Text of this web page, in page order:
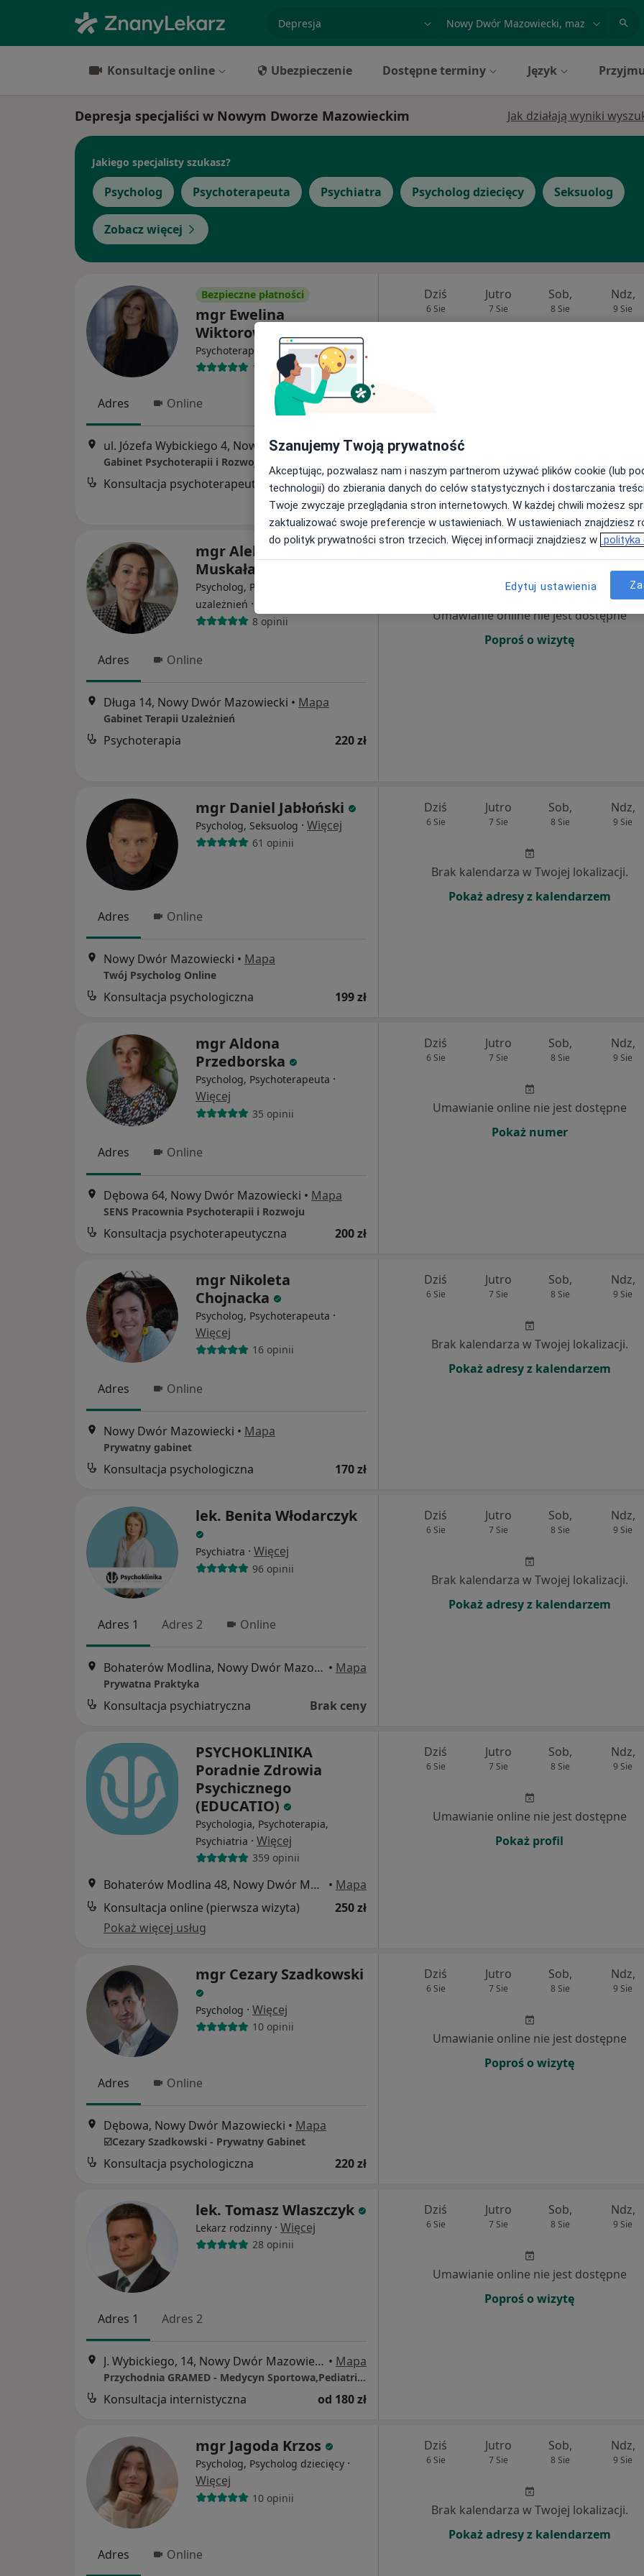
miasto lub dzielnica
Konsultacje online Ubezpieczenie Dostępne terminy Język
Depresja specjaliści w Nowym Dworze Mazowieckim Jak działają wyniki
Jakiego specjalisty szukasz?
Psycholog Psychoterapeuta Psychiatra Psycholog dziecięcy Seksuolog
Zobacz więcej
Bezpieczne płatności
mgr Ewelina
Wiktorowicz
Psychoterapeuta Więcej
16 opinii
Adres Online
ul. Józefa Wybickiego 4, Nowy Dwór Mazowiecki •Mapa
Gabinet Psychoterapii i Rozwoju Osobistego
Konsultacja psychoterapeutyczna 200 zł
Dziś
6 Sie
Jutro
7 Sie
Sob,
8 Sie
Ndz,
9 Sie
mgr Aleksandra
Muskała
Psycholog, Psychoterapeutka
uzależnień ·
8 opinii
Adres Online
Długa 14, Nowy Dwór Mazowiecki • Mapa
Gabinet Terapii Uzależnień
Psychoterapia 220 zł
Sob, Ndz,
Umawianie online nie jest dostępne
Poproś o wizytę
mgr Daniel Jabłoński
Psycholog, Seksuolog · Więcej
61 opinii
Adres Online
Nowy Dwór Mazowiecki • Mapa
Twój Psycholog Online
Konsultacja psychologiczna 199 zł
Dziś
6 Sie
Jutro
7 Sie
Sob,
8 Sie
Ndz,
9 Sie
Brak kalendarza w Twojej lokalizacji.
Pokaż adresy z kalendarzem
mgr Aldona
Przedborska
Psycholog, Psychoterapeuta ·
Więcej
35 opinii
Adres Online
Dębowa 64, Nowy Dwór Mazowiecki • Mapa
SENS Pracownia Psychoterapii i Rozwoju
Konsultacja psychoterapeutyczna 200 zł
Dziś
6 Sie
Jutro
7 Sie
Sob,
8 Sie
Ndz,
9 Sie
Umawianie online nie jest dostępne
Pokaż numer
mgr Nikoleta
Chojnacka
Psycholog, Psychoterapeuta ·
Więcej
16 opinii
Adres Online
Nowy Dwór Mazowiecki • Mapa
Prywatny gabinet
Konsultacja psychologiczna 170 zł
Dziś
6 Sie
Jutro
7 Sie
Sob,
8 Sie
Ndz,
9 Sie
Brak kalendarza w Twojej lokalizacji.
Pokaż adresy z kalendarzem
lek. Benita Włodarczyk
Psychiatra · Więcej
96 opinii
Adres 1 Adres 2 Online
Bohaterów Modlina, Nowy Dwór Mazowiecki • Mapa
Prywatna Praktyka
Konsultacja psychiatryczna Brak ceny
Dziś
6 Sie
Jutro
7 Sie
Sob,
8 Sie
Ndz,
9 Sie
Brak kalendarza w Twojej lokalizacji.
Pokaż adresy z kalendarzem
PSYCHOKLINIKA
Poradnie Zdrowia
Psychicznego
(EDUCATIO)
Psychologia, Psychoterapia,
Psychiatria · Więcej
359 opinii
Bohaterów Modlina 48, Nowy Dwór Mazowiecki • Mapa
Konsultacja online (pierwsza wizyta)
250 zł
Pokaż więcej usług
Dziś
6 Sie
Jutro
7 Sie
Sob,
8 Sie
Ndz,
9 Sie
Umawianie online nie jest dostępne
Pokaż profil
mgr Cezary Szadkowski
Psycholog · Więcej
10 opinii
Adres Online
Dębowa, Nowy Dwór Mazowiecki • Mapa
☑️Cezary Szadkowski - Prywatny Gabinet
Konsultacja psychologiczna 220 zł
Dziś
6 Sie
Jutro
7 Sie
Sob,
8 Sie
Ndz,
9 Sie
Umawianie online nie jest dostępne
Poproś o wizytę
lek. Tomasz Wlaszczyk
Lekarz rodzinny · Więcej
28 opinii
Adres 1 Adres 2
J. Wybickiego, 14, Nowy Dwór Mazowiecki • Mapa
Przychodnia GRAMED - Medycyn Sportowa,Pediatria, Medycyna Rodzinna
Konsultacja internistyczna od 180 zł
Dziś
6 Sie
Jutro
7 Sie
Sob,
8 Sie
Ndz,
9 Sie
Umawianie online nie jest dostępne
Poproś o wizytę
mgr Jagoda Krzos
Psycholog, Psycholog dziecięcy ·
Więcej
10 opinii
Adres Online
Dziś
6 Sie
Jutro
7 Sie
Sob,
8 Sie
Ndz,
9 Sie
Brak kalendarza w Twojej lokalizacji.
Pokaż adresy z kalendarzem
Szanujemy Twoją prywatność
Akceptując, pozwalasz nam i naszym partnerom używać plików cookie (lub
technologii) do zbierania danych do celów statystycznych i dostarczania
Twoje zwyczaje przeglądania stron internetowych. W każdej chwili możesz
zaktualizować swoje preferencje w ustawieniach. W ustawieniach znajdziesz
do polityk prywatności stron trzecich. Więcej informacji znajdziesz w polityka
Edytuj ustawienia